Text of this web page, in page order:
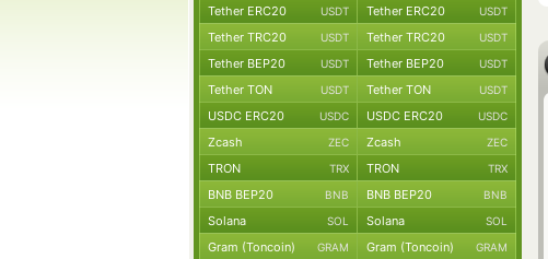
Tether ERC20 USDT Tether ERC20 USDT
Tether TRC20 USDT Tether TRC20 USDT
Tether BEP20 USDT Tether BEP20 USDT
Tether TON USDT Tether TON USDT
USDC ERC20 USDC USDC ERC20 USDC
Zcash ZEC Zcash ZEC
TRON TRX TRON TRX
BNB BEP20 BNB BNB BEP20 BNB
Solana SOL Solana SOL
Gram (Toncoin) GRAM Gram (Toncoin) GRAM